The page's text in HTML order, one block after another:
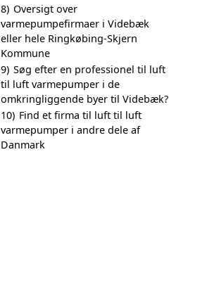
8) Oversigt over
varmepumpefirmaer i Videbæk
eller hele Ringkøbing-Skjern
Kommune
9) Søg efter en professionel til luft
til luft varmepumper i de
omkringliggende byer til Videbæk?
10) Find et firma til luft til luft
varmepumper i andre dele af
Danmark